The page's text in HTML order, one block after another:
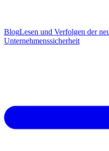
BlogLesen und Verfolgen der
Unternehmenssicherheit